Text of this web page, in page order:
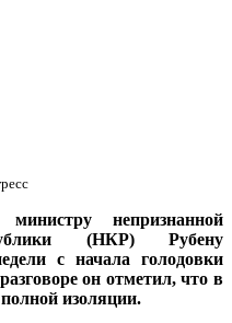
непризнанной
(НКР) Рубену
с начала голодовки
он отметил, что в
изоляции.